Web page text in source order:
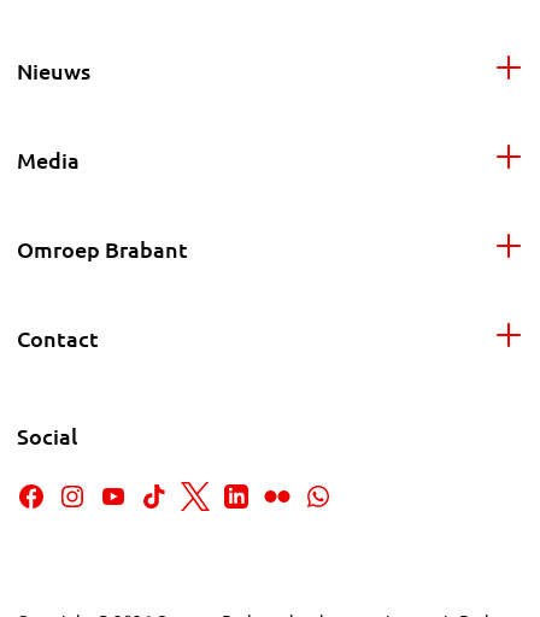
Nieuws
Media
Omroep Brabant
Contact
Social